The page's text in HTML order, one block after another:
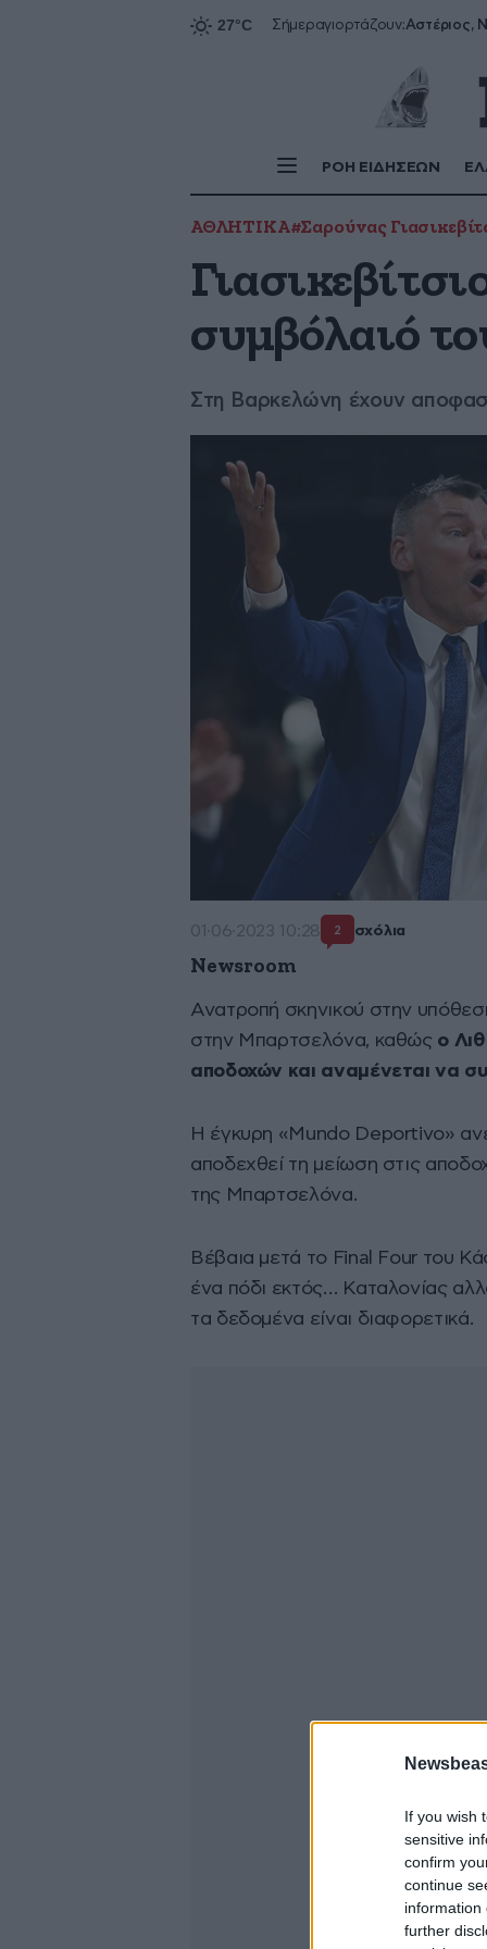
If you wish
sensitive
confirm
continue
information
further
Σήμεραγιορτάζουν:Αστέριος,
ΡΟΗ ΕΙΔΗΣΕΩΝ
ΑΘΛΗΤΙΚΑ#Σαρούνας
συμβόλαιό
Στη Βαρκελώνη έχουν
01·06·2023 10:28 2 σχόλια
Newsroom
Ανατροπή σκηνικού στην
στην Μπαρτσελόνα, καθώς ο
αποδοχών και αναμένεται να
Η έγκυρη «Mundo Deportivo»
αποδεχθεί τη μείωση στις
της Μπαρτσελόνα.
Βέβαια μετά το Final Four του
ένα πόδι εκτός… Καταλονίας
τα δεδομένα είναι διαφορετικά.